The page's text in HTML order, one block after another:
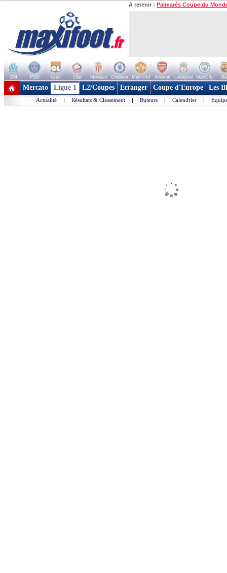
A retenir : Palmarès Coupe du
OM PSG Lyon Lille Monaco Chelsea Man Utd Arsenal Liverpool ManCity
+ de clubs
Mercato Ligue 1 L2/Coupes Etranger Coupe d'Europe Les
Actualité | Résultats & Classement | Buteurs | Calendrier |